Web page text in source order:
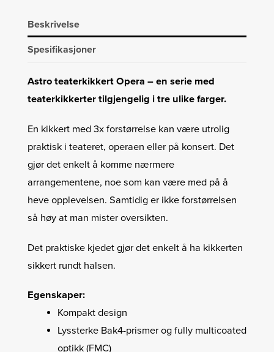
Beskrivelse
Spesifikasjoner
Astro teaterkikkert Opera – en serie med
teaterkikkerter tilgjengelig i tre ulike farger.
En kikkert med 3x forstørrelse kan være utrolig
praktisk i teateret, operaen eller på konsert. Det
gjør det enkelt å komme nærmere
arrangementene, noe som kan være med på å
heve opplevelsen. Samtidig er ikke forstørrelsen
så høy at man mister oversikten.
Det praktiske kjedet gjør det enkelt å ha kikkerten
sikkert rundt halsen.
Egenskaper:
Kompakt design
Lyssterke Bak4-prismer og fully multicoated
optikk (FMC)